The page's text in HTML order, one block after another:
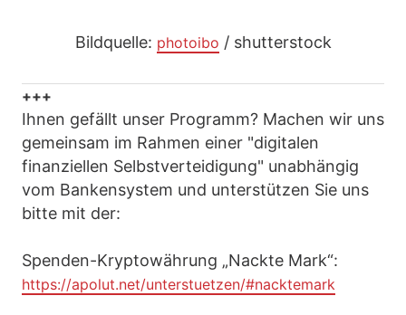
Bildquelle: photoibo / shutterstock
+++
Ihnen gefällt unser Programm? Machen wir uns
gemeinsam im Rahmen einer "digitalen
finanziellen Selbstverteidigung" unabhängig
vom Bankensystem und unterstützen Sie uns
bitte mit der:
Spenden-Kryptowährung „Nackte Mark“:
https://apolut.net/unterstuetzen/#nacktemark